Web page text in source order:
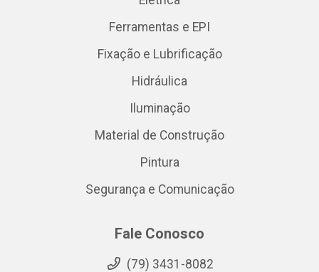
Ferramentas e EPI
Fixação e Lubrificação
Hidráulica
Iluminação
Material de Construção
Pintura
Segurança e Comunicação
Fale Conosco
(79) 3431-8082